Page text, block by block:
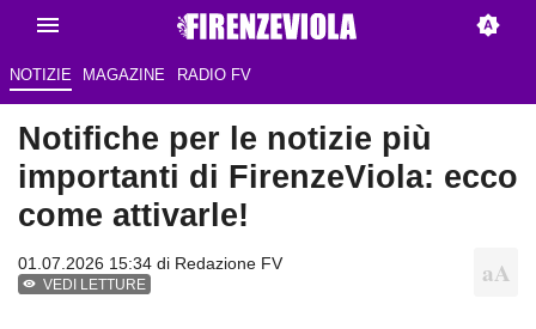
NOTIZIE MAGAZINE RADIO FV
Notifiche per le notizie più
importanti di FirenzeViola: ecco
come attivarle!
01.07.2026 15:34 di Redazione FV
VEDI LETTURE